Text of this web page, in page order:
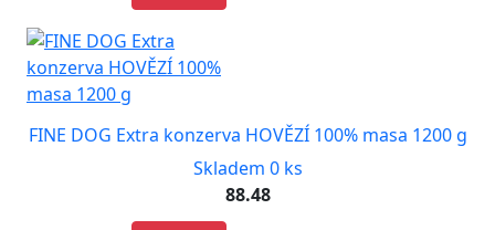
FINE DOG Extra konzerva HOVĚZÍ 100% masa 1200 g
Skladem 0 ks
88.48